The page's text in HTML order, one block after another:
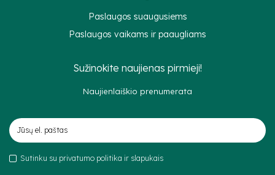
Paslaugos suaugusiems
Paslaugos vaikams ir paaugliams
Sužinokite naujienas pirmieji!
Naujienlaiškio prenumerata
Sutinku su privatumo politika ir slapukais